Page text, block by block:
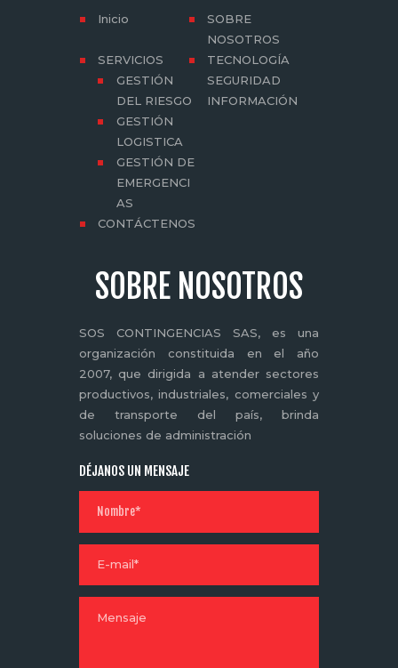
Inicio
SOBRE
NOSOTROS
SERVICIOS
GESTIÓN
DEL RIESGO
GESTIÓN
LOGISTICA
GESTIÓN DE
EMERGENCI
AS
TECNOLOGÍA
SEGURIDAD
INFORMACIÓN
CONTÁCTENOS
SOBRE NOSOTROS
SOS CONTINGENCIAS SAS, es una
organización constituida en el año
2007, que dirigida a atender sectores
productivos, industriales, comerciales y
de transporte del país, brinda
soluciones de administración
DÉJANOS UN MENSAJE